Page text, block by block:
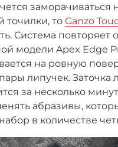
заморачиваться
точилки, то Ganzo
Система повторяет
модели Apex Edge
на ровную
липучек. Заточка
за несколько
абразивы,
в количестве